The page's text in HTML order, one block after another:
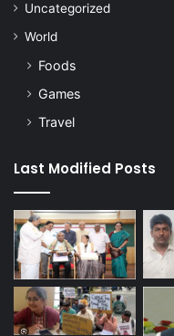
Uncategorized
World
Foods
Games
Travel
Last Modified Posts